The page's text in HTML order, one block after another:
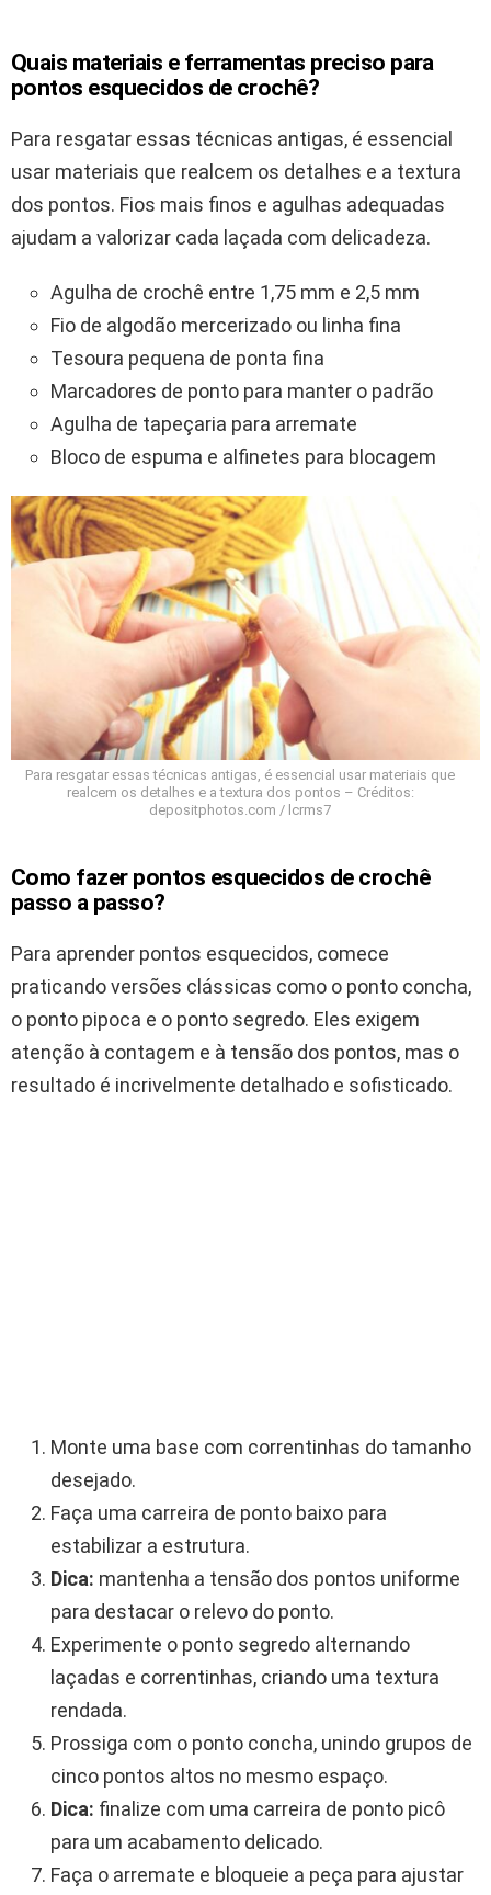
Quais materiais e ferramentas preciso para
pontos esquecidos de crochê?
Para resgatar essas técnicas antigas, é essencial
usar materiais que realcem os detalhes e a textura
dos pontos. Fios mais finos e agulhas adequadas
ajudam a valorizar cada laçada com delicadeza.
Agulha de crochê entre 1,75 mm e 2,5 mm
Fio de algodão mercerizado ou linha fina
Tesoura pequena de ponta fina
Marcadores de ponto para manter o padrão
Agulha de tapeçaria para arremate
Bloco de espuma e alfinetes para blocagem
Para resgatar essas técnicas antigas, é essencial usar materiais que
realcem os detalhes e a textura dos pontos – Créditos:
depositphotos.com / lcrms7
Como fazer pontos esquecidos de crochê
passo a passo?
Para aprender pontos esquecidos, comece
praticando versões clássicas como o ponto concha,
o ponto pipoca e o ponto segredo. Eles exigem
atenção à contagem e à tensão dos pontos, mas o
resultado é incrivelmente detalhado e sofisticado.
Monte uma base com correntinhas do tamanho
desejado.
Faça uma carreira de ponto baixo para
estabilizar a estrutura.
Dica: mantenha a tensão dos pontos uniforme
para destacar o relevo do ponto.
Experimente o ponto segredo alternando
laçadas e correntinhas, criando uma textura
rendada.
Prossiga com o ponto concha, unindo grupos de
cinco pontos altos no mesmo espaço.
Dica: finalize com uma carreira de ponto picô
para um acabamento delicado.
Faça o arremate e bloqueie a peça para ajustar